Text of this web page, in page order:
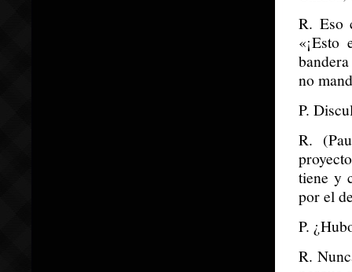
R. Eso
no
P.
R.
tiene y
por el
P.
R.